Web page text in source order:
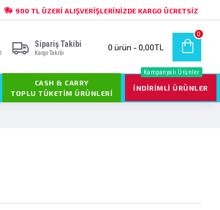
900 TL ÜZERI ALIŞVERIŞLERINIZDE KARGO ÜCRETSIZ
Sipariş Takibi
Kargo Takibi
0 ürün - 0,00TL
0
CASH & CARRY
TOPLU TÜKETIM ÜRÜNLERI
İNDIRIMLI ÜRÜNLER
Kampanyalı Ürünler